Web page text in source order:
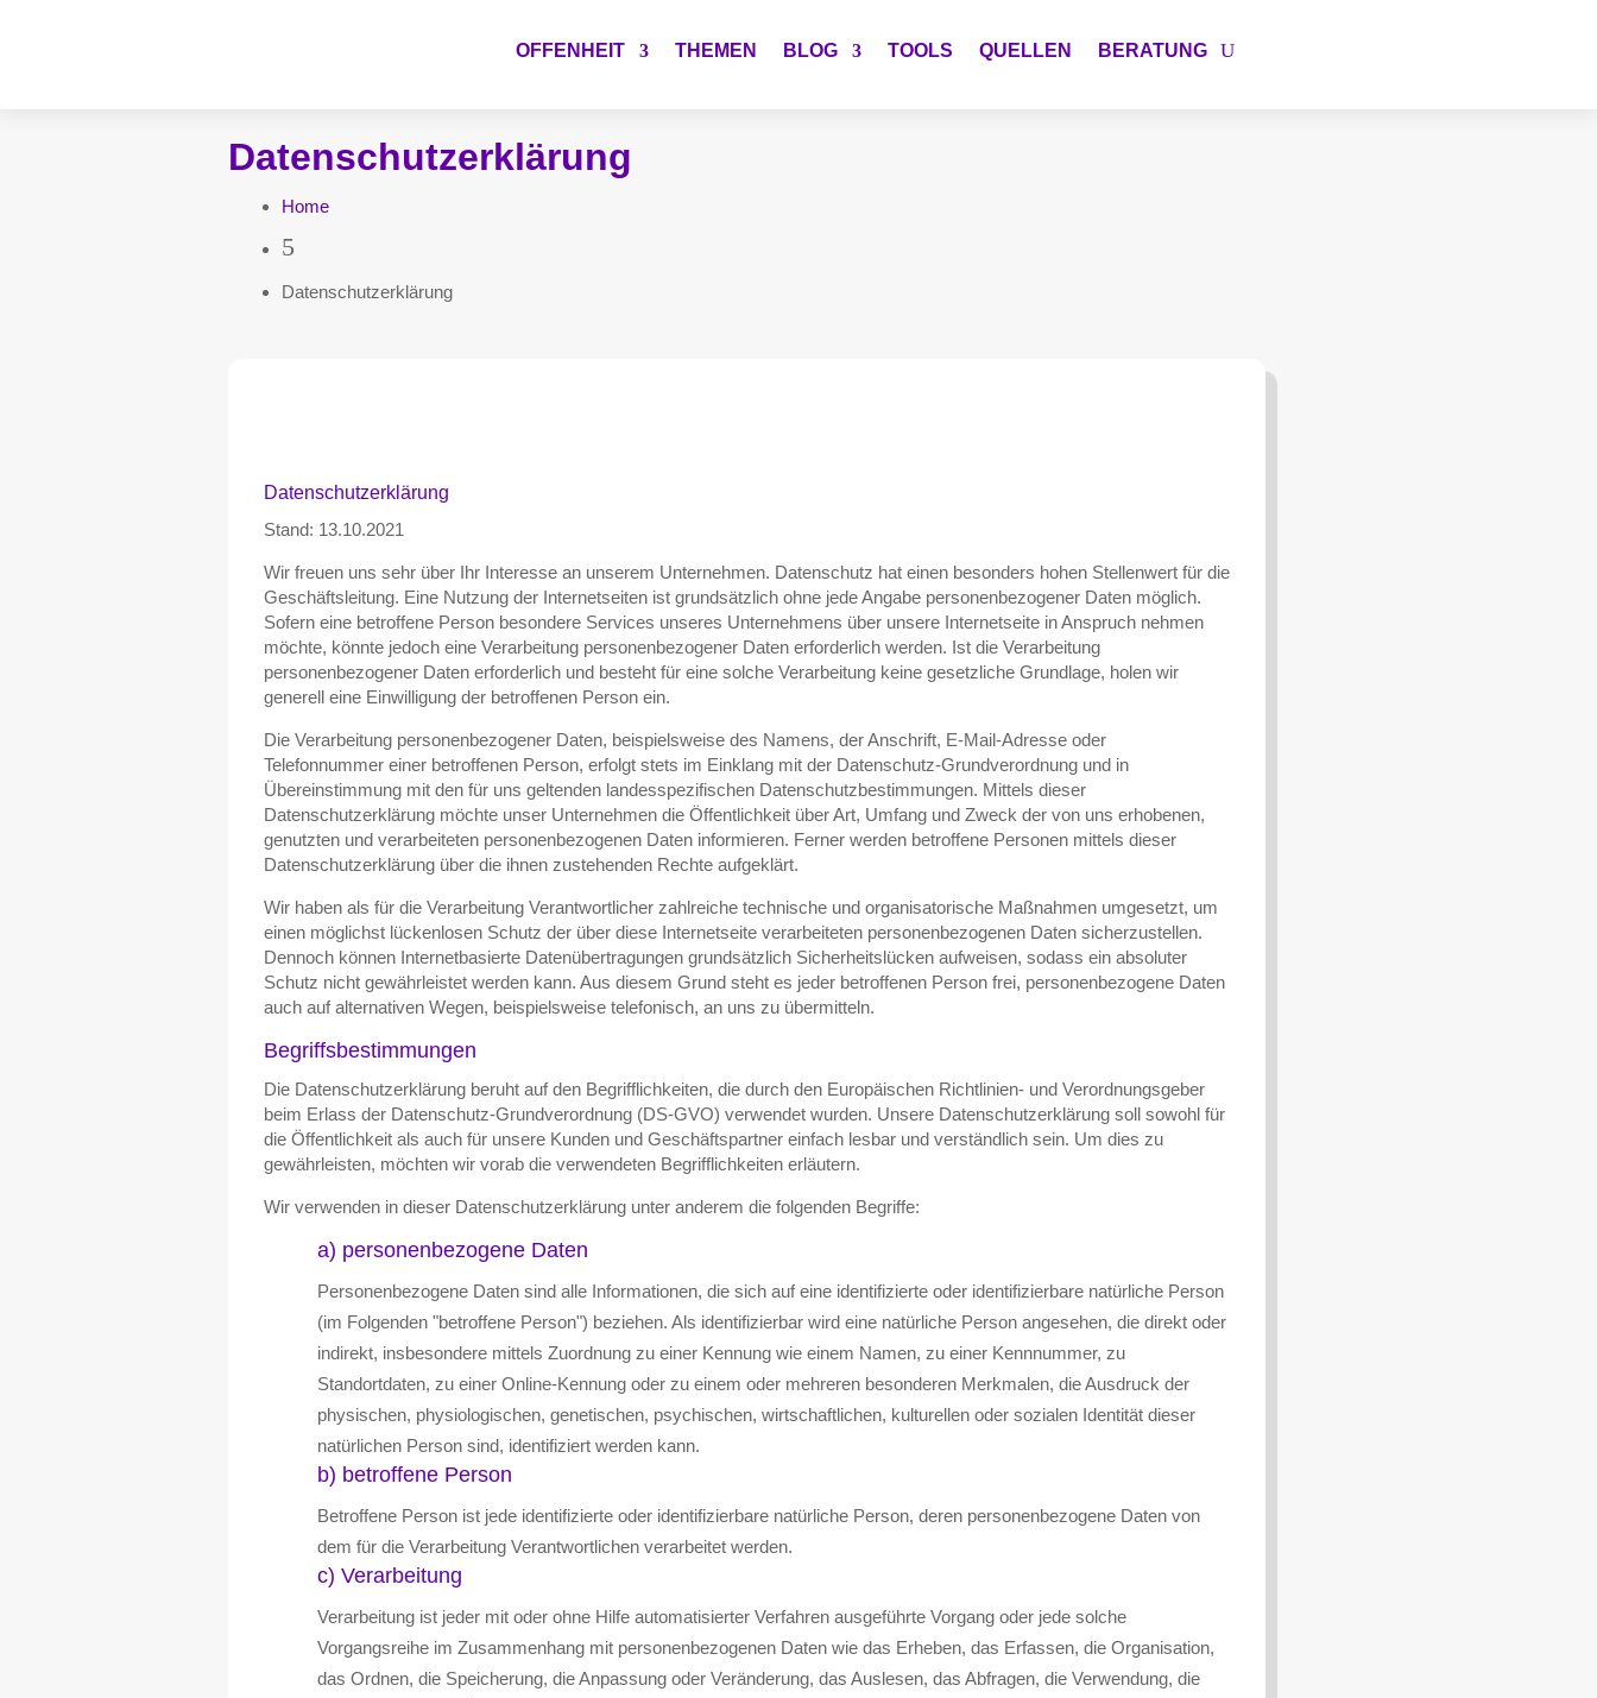
OFFENHEIT THEMEN BLOG TOOLS QUELLEN BERATUNG
Datenschutzerklärung
Home
5
Datenschutzerklärung
Datenschutzerklärung
Stand: 13.10.2021
Wir freuen uns sehr über Ihr Interesse an unserem Unternehmen. Datenschutz hat einen besonders hohen Stellenwert für die
Geschäftsleitung. Eine Nutzung der Internetseiten ist grundsätzlich ohne jede Angabe personenbezogener Daten möglich.
Sofern eine betroffene Person besondere Services unseres Unternehmens über unsere Internetseite in Anspruch nehmen
möchte, könnte jedoch eine Verarbeitung personenbezogener Daten erforderlich werden. Ist die Verarbeitung
personenbezogener Daten erforderlich und besteht für eine solche Verarbeitung keine gesetzliche Grundlage, holen wir
generell eine Einwilligung der betroffenen Person ein.
Die Verarbeitung personenbezogener Daten, beispielsweise des Namens, der Anschrift, E-Mail-Adresse oder
Telefonnummer einer betroffenen Person, erfolgt stets im Einklang mit der Datenschutz-Grundverordnung und in
Übereinstimmung mit den für uns geltenden landesspezifischen Datenschutzbestimmungen. Mittels dieser
Datenschutzerklärung möchte unser Unternehmen die Öffentlichkeit über Art, Umfang und Zweck der von uns erhobenen,
genutzten und verarbeiteten personenbezogenen Daten informieren. Ferner werden betroffene Personen mittels dieser
Datenschutzerklärung über die ihnen zustehenden Rechte aufgeklärt.
Wir haben als für die Verarbeitung Verantwortlicher zahlreiche technische und organisatorische Maßnahmen umgesetzt, um
einen möglichst lückenlosen Schutz der über diese Internetseite verarbeiteten personenbezogenen Daten sicherzustellen.
Dennoch können Internetbasierte Datenübertragungen grundsätzlich Sicherheitslücken aufweisen, sodass ein absoluter
Schutz nicht gewährleistet werden kann. Aus diesem Grund steht es jeder betroffenen Person frei, personenbezogene Daten
auch auf alternativen Wegen, beispielsweise telefonisch, an uns zu übermitteln.
Begriffsbestimmungen
Die Datenschutzerklärung beruht auf den Begrifflichkeiten, die durch den Europäischen Richtlinien- und Verordnungsgeber
beim Erlass der Datenschutz-Grundverordnung (DS-GVO) verwendet wurden. Unsere Datenschutzerklärung soll sowohl für
die Öffentlichkeit als auch für unsere Kunden und Geschäftspartner einfach lesbar und verständlich sein. Um dies zu
gewährleisten, möchten wir vorab die verwendeten Begrifflichkeiten erläutern.
Wir verwenden in dieser Datenschutzerklärung unter anderem die folgenden Begriffe:
a) personenbezogene Daten
Personenbezogene Daten sind alle Informationen, die sich auf eine identifizierte oder identifizierbare natürliche Person
(im Folgenden "betroffene Person") beziehen. Als identifizierbar wird eine natürliche Person angesehen, die direkt oder
indirekt, insbesondere mittels Zuordnung zu einer Kennung wie einem Namen, zu einer Kennnummer, zu
Standortdaten, zu einer Online-Kennung oder zu einem oder mehreren besonderen Merkmalen, die Ausdruck der
physischen, physiologischen, genetischen, psychischen, wirtschaftlichen, kulturellen oder sozialen Identität dieser
natürlichen Person sind, identifiziert werden kann.
b) betroffene Person
Betroffene Person ist jede identifizierte oder identifizierbare natürliche Person, deren personenbezogene Daten von
dem für die Verarbeitung Verantwortlichen verarbeitet werden.
c) Verarbeitung
Verarbeitung ist jeder mit oder ohne Hilfe automatisierter Verfahren ausgeführte Vorgang oder jede solche
Vorgangsreihe im Zusammenhang mit personenbezogenen Daten wie das Erheben, das Erfassen, die Organisation,
das Ordnen, die Speicherung, die Anpassung oder Veränderung, das Auslesen, das Abfragen, die Verwendung, die